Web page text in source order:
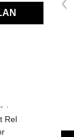
kanggo
K015
Rel